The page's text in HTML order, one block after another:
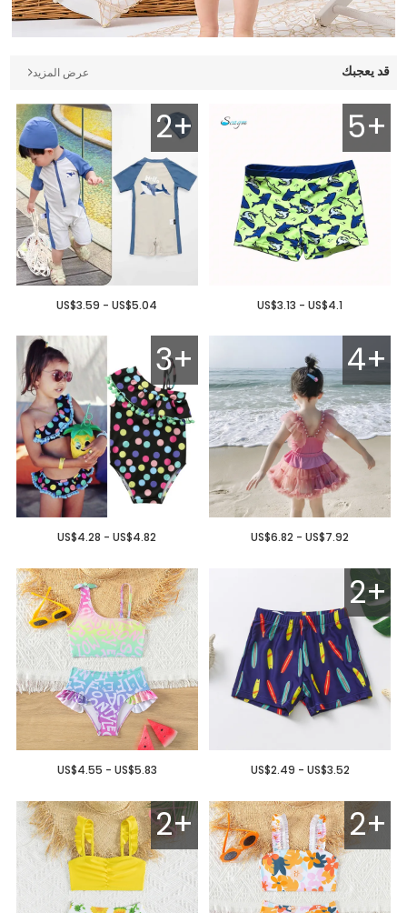
قد يعجبك عرض المزيد
5+
US$3.13 - US$4.1
2+
US$3.59 - US$5.04
4+
US$6.82 - US$7.92
3+
US$4.28 - US$4.82
2+
US$2.49 - US$3.52
US$4.55 - US$5.83
2+
2+